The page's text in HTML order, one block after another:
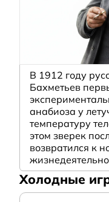
В 1912 году
Бахметьев
анабиоза у
температуру
этом зверек
возвратился к
Холодные